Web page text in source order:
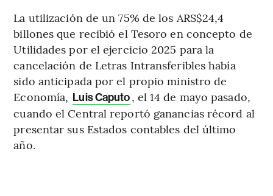
La utilización de un 75% de los ARS$24,4
billones que recibió el Tesoro en concepto de
Utilidades por el ejercicio 2025 para la
cancelación de Letras Intransferibles había
sido anticipada por el propio ministro de
Economía, Luis Caputo, el 14 de mayo pasado,
cuando el Central reportó ganancias récord al
presentar sus Estados contables del último
año.